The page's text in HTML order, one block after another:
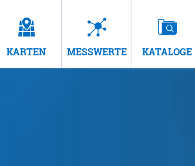
KARTEN MESSWERTE KATALOGE